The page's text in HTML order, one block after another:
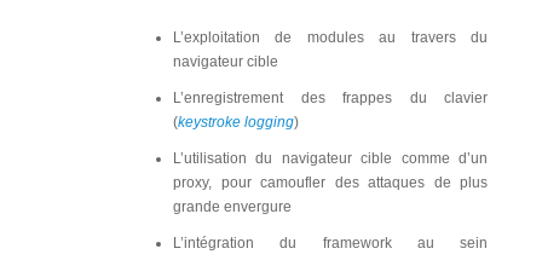
L’exploitation de modules au travers du
navigateur cible
L’enregistrement des frappes du clavier
(keystroke logging)
L’utilisation du navigateur cible comme d’un
proxy, pour camoufler des attaques de plus
grande envergure
L’intégration du framework au sein